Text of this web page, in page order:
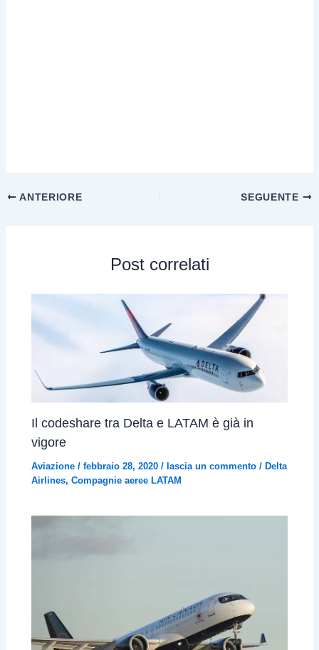
ANTERIORE SEGUENTE
Post correlati
Il codeshare tra Delta e LATAM è già in
vigore
Aviazione /febbraio 28, 2020/ lascia un commento / Delta
Airlines,Compagnie aeree LATAM